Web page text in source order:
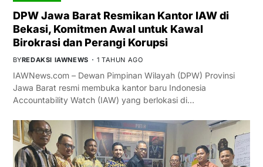
DPW Jawa Barat Resmikan Kantor IAW di
Bekasi, Komitmen Awal untuk Kawal
Birokrasi dan Perangi Korupsi
BYREDAKSI IAWNEWS 1 TAHUN AGO
IAWNews.com – Dewan Pimpinan Wilayah (DPW) Provinsi
Jawa Barat resmi membuka kantor baru Indonesia
Accountability Watch (IAW) yang berlokasi di…